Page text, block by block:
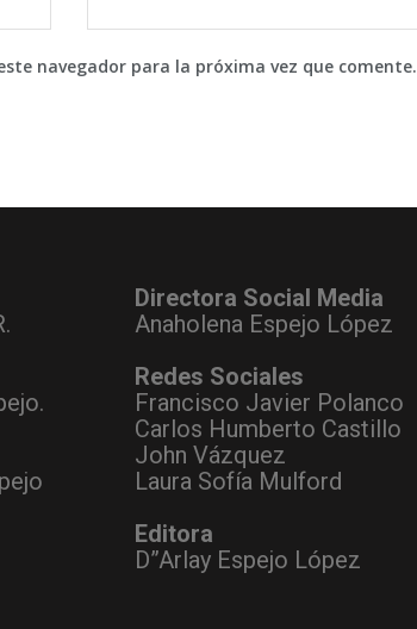
navegador para la próxima vez que comente.
Directora Social Media
Anaholena Espejo López
Redes Sociales
Francisco Javier Polanco
Carlos Humberto Castillo
John Vázquez
Laura Sofía Mulford
Editora
D”Arlay Espejo López